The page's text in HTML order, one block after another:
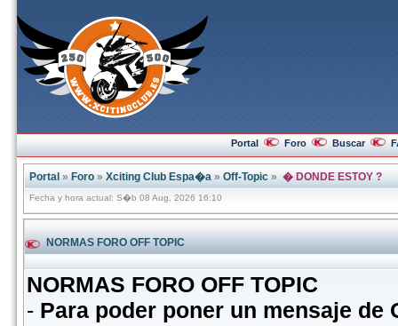
Portal Foro Buscar
Portal » Foro » Xciting Club Espa�a » Off-Topic » � DONDE ESTOY ?
Fecha y hora actual: S�b 08 Aug, 2026 16:10
NORMAS FORO OFF TOPIC
NORMAS FORO OFF TOPIC
- Para poder poner un mensaje de